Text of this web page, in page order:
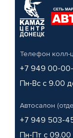
Телефон колл-
+7 949 00-
Пн-Вс с 9.00
Автосалон
+7 949 503-
Пн-Пт с 09.00